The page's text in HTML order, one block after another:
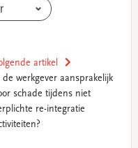
artikel
de werkgever aansprakelijk
schade tijdens niet
re-integratie